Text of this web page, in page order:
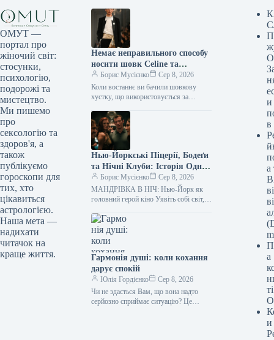
ОМУТ —
портал про
жіночий світ:
стосунки,
психологію,
подорожі та
мистецтво.
Ми пишемо
про
сексологію та
здоров'я, а
також
публікуємо
гороскопи для
тих, хто
цікавиться
астрологією.
Наша мета —
надихати
читачок на
краще життя.
Немає неправильного способу
носити шовк Celine та
кашемір Loro Piana
Борис Мусієнко
Сер 8, 2026
Коли востаннє ви бачили шовкову
хустку, що використовується за
можливо, правильніше запитати: яка ж
власне є та…
Нью-Йоркські Піцерії, Бодеґи
та Нічні Клуби: Історія Однієї
НочіБорис Мусієнко
Сер 8, 2026
МАНДРІВКА В НІЧ: Нью-Йорк як
головний герой кіно Уявіть собі світ,
лише одну ніч на рік,…
Гармонія душі: коли кохання
дарує спокій
Юлія Гордієнко
Сер 8, 2026
Чи не здається Вам, що вона надто
серйозно сприймає ситуацію? Це
и
в
а
а
и